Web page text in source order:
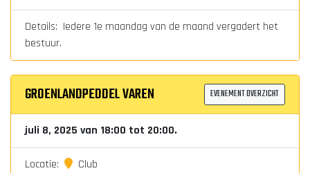
Details: Iedere 1e maandag van de maand vergadert het
bestuur.
GROENLANDPEDDEL VAREN EVENEMENT OVERZICHT
juli 8, 2025 van 18:00 tot 20:00.
Locatie: Club